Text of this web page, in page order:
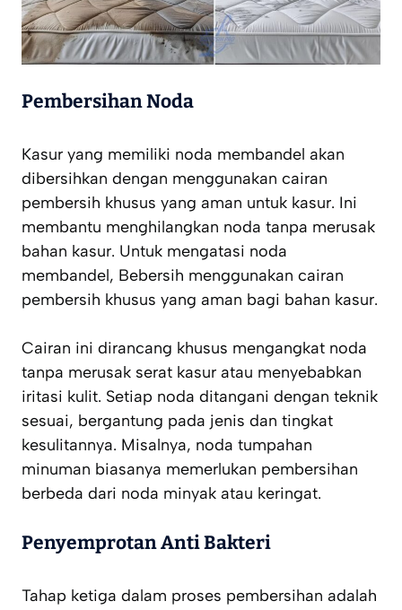
Pembersihan Noda
Kasur yang memiliki noda membandel akan
dibersihkan dengan menggunakan cairan
pembersih khusus yang aman untuk kasur. Ini
membantu menghilangkan noda tanpa merusak
bahan kasur. Untuk mengatasi noda
membandel, Bebersih menggunakan cairan
pembersih khusus yang aman bagi bahan kasur.
Cairan ini dirancang khusus mengangkat noda
tanpa merusak serat kasur atau menyebabkan
iritasi kulit. Setiap noda ditangani dengan teknik
sesuai, bergantung pada jenis dan tingkat
kesulitannya. Misalnya, noda tumpahan
minuman biasanya memerlukan pembersihan
berbeda dari noda minyak atau keringat.
Penyemprotan Anti Bakteri
Tahap ketiga dalam proses pembersihan adalah